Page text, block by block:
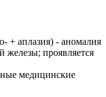
+ аплазия) - аномалия
железы; проявляется
медицинские